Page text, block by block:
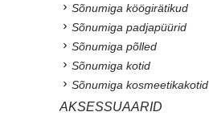
Sõnumiga köögirätikud
Sõnumiga padjapüürid
Sõnumiga põlled
Sõnumiga kotid
Sõnumiga kosmeetikakotid
AKSESSUAARID